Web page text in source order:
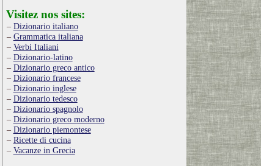
Visitez nos sites:
Dizionario italiano
Grammatica italiana
Verbi Italiani
Dizionario-latino
Dizionario greco antico
Dizionario francese
Dizionario inglese
Dizionario tedesco
Dizionario spagnolo
Dizionario greco moderno
Dizionario piemontese
Ricette di cucina
Vacanze in Grecia